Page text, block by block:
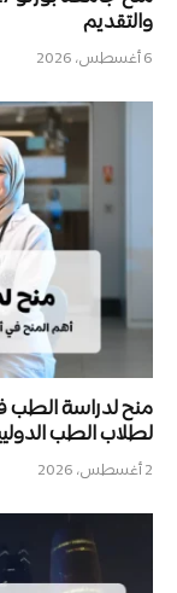
والتقديم
6 أغسطس، 2026
لطلاب الطب
2 أغسطس، 2026